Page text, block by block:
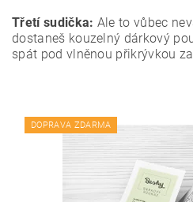
Třetí sudička: Ale to vůbec
dostaneš kouzelný dárkový
spát pod vlněnou přikrývkou
DOPRAVA ZDARMA